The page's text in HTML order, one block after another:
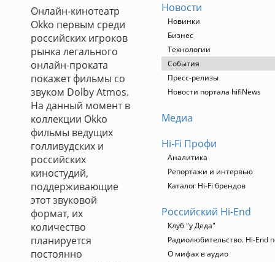
Онлайн-кинотеатр
Okko первым среди
российских игроков
рынка легального
онлайн-проката
покажет фильмы со
звуком Dolby Atmos.
На данный момент в
коллекции Okko
фильмы ведущих
голливудских и
российских
киностудий,
поддерживающие
этот звуковой
формат, их
количество
планируется
постоянно
Новости
Новинки
Бизнес
Технологии
События
Пресс-релизы
Новости портала hifiNews
Медиа
Hi-Fi Профи
Аналитика
Репортажи и интервью
Каталог Hi-Fi брендов
Российский Hi-End
Клуб "у Деда"
Радиолюбительство. Hi-End
О мифах в аудио